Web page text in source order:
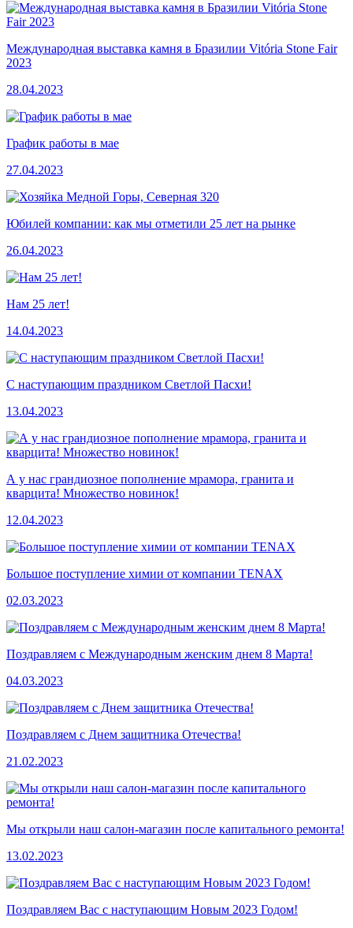
Международная выставка камня в Бразилии Vitória Stone Fair
2023
28.04.2023
График работы в мае
27.04.2023
Юбилей компании: как мы отметили 25 лет на рынке
26.04.2023
Нам 25 лет!
14.04.2023
C наступающим праздником Светлой Пасхи!
13.04.2023
А у нас грандиозное пополнение мрамора, гранита и
кварцита! Множество новинок!
12.04.2023
Большое поступление химии от компании TENAX
02.03.2023
Поздравляем с Международным женским днем 8 Марта!
04.03.2023
Поздравляем с Днем защитника Отечества!
21.02.2023
Мы открыли наш салон-магазин после капитального ремонта!
13.02.2023
Поздравляем Вас с наступающим Новым 2023 Годом!